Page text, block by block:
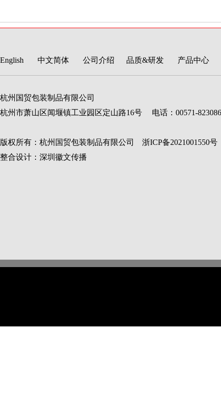
English 中文简体 公司介绍 品质&研发 产品中心
杭州国贸包装制品有限公司
杭州市萧山区闻堰镇工业园区定山路16号 电话：00571-
版权所有：杭州国贸包装制品有限公司 浙ICP备2021001550号
整合设计：深圳徽文传播